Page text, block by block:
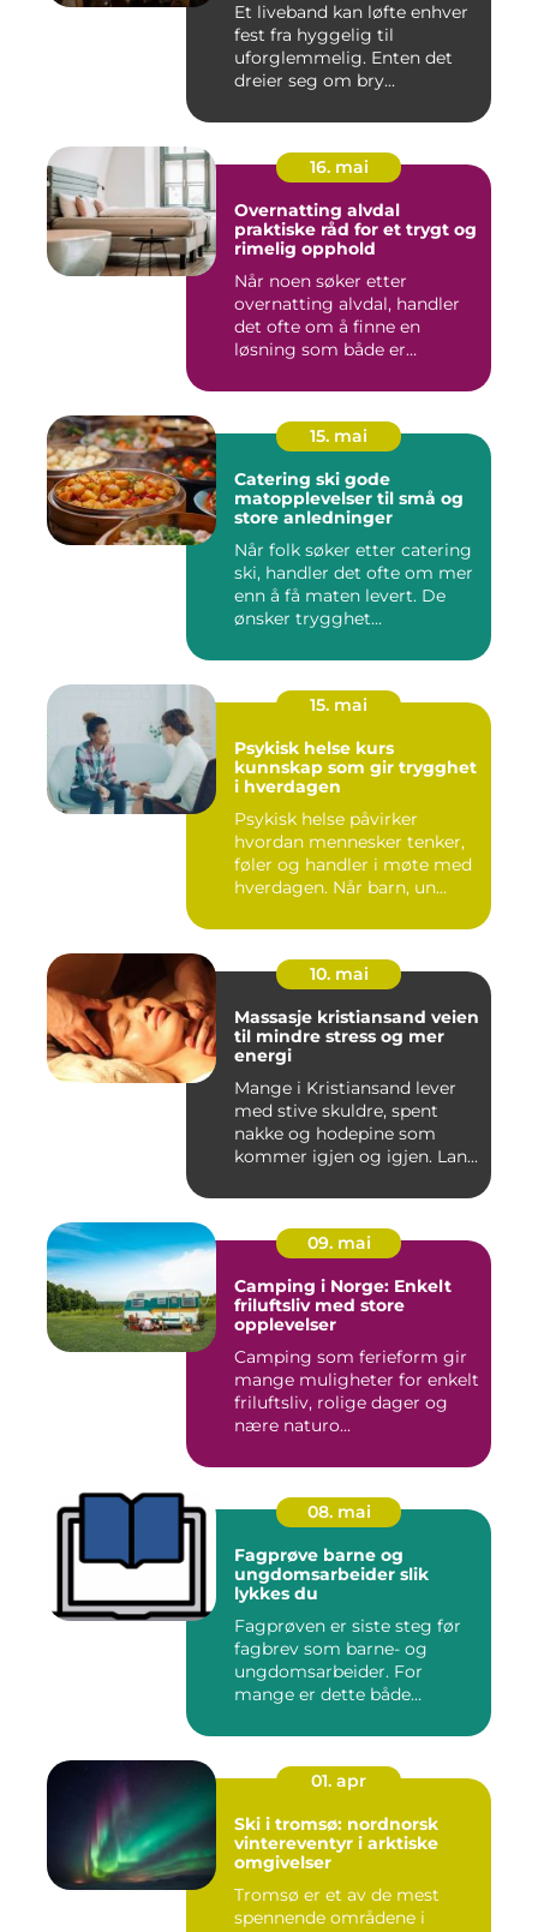
Et liveband kan løfte enhver
fest fra hyggelig til
uforglemmelig. Enten det
dreier seg om bry...
16. mai
Overnatting alvdal
praktiske råd for et trygt og
rimelig opphold
Når noen søker etter
overnatting alvdal, handler
det ofte om å finne en
løsning som både er
15. mai
Catering ski gode
matopplevelser til små og
store anledninger
Når folk søker etter catering
ski, handler det ofte om mer
enn å få maten levert. De
ønsker trygghet...
15. mai
Psykisk helse kurs
kunnskap som gir trygghet
i hverdagen
Psykisk helse påvirker
hvordan mennesker tenker,
føler og handler i møte med
hverdagen. Når barn, un...
10. mai
Massasje kristiansand veien
til mindre stress og mer
energi
Mange i Kristiansand lever
med stive skuldre, spent
nakke og hodepine som
kommer igjen og igjen. Lan...
09. mai
Camping i Norge: Enkelt
friluftsliv med store
opplevelser
Camping som ferieform gir
mange muligheter for enkelt
friluftsliv, rolige dager og
nære naturo...
08. mai
Fagprøve barne og
ungdomsarbeider slik
lykkes du
Fagprøven er siste steg før
fagbrev som barne- og
ungdomsarbeider. For
mange er dette både
01. apr
Ski i tromsø: nordnorsk
vintereventyr i arktiske
omgivelser
Tromsø er et av de mest
spennende områdene i